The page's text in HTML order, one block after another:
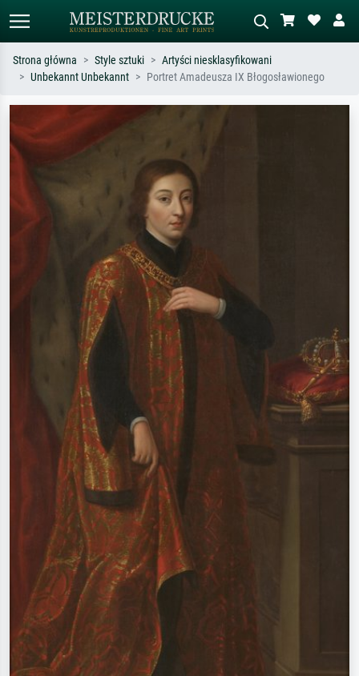
Szukaj wg artysty, tytułu lub stylu – np.
Monet, Gwiaździsta noc,
impresjonizm, fala Hokusaia, akt.
Strona główna Style sztuki
Artyści niesklasyfikowani
Unbekannt Unbekannt
Portret Amadeusza IX Błogosławionego